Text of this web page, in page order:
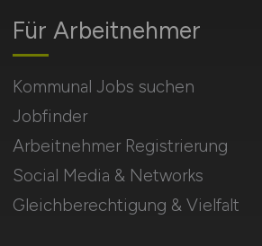
Für Arbeitnehmer
Kommunal Jobs suchen
Jobfinder
Arbeitnehmer Registrierung
Social Media & Networks
Gleichberechtigung & Vielfalt